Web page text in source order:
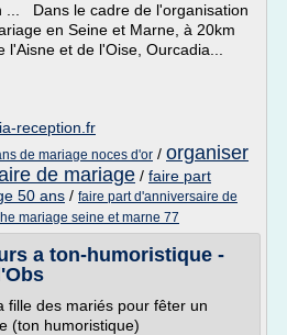
... Dans le cadre de l'organisation
en Seine et Marne, à 20km
et de l'Oise, Ourcadia...
reception.fr
de mariage noces d'or / organiser
de mariage / faire part
50 ans / faire part d'anniversaire de
mariage seine et marne 77
a ton-humoristique -
fille des mariés pour fêter un
(ton humoristique)